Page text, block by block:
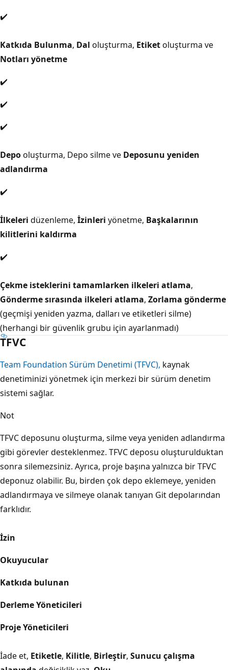
✔️
Katkıda Bulunma, Dal oluşturma, Etiketoluşturma ve
Notları yönetme
✔️
✔️
✔️
Depooluşturma, Depo silme ve Deposunu yeniden
adlandırma
✔️
İlkeleri düzenleme, İzinleri yönetme, Başkalarının
kilitlerini kaldırma
✔️
Çekme isteklerini tamamlarken ilkeleri atlama,
Gönderme sırasında ilkeleri atlama, Zorlama gönderme
(geçmişi yeniden yazma, dalları ve etiketleri silme)
(herhangi bir güvenlik grubu için ayarlanmadı)
TFVC
Team Foundation Sürüm Denetimi (TFVC), kaynak
denetiminizi yönetmek için merkezi bir sürüm denetim
sistemi sağlar.
Not
TFVC deposunu oluşturma, silme veya yeniden adlandırma
gibi görevler desteklenmez. TFVC deposu oluşturulduktan
sonra silemezsiniz. Ayrıca, proje başına yalnızca bir TFVC
deponuz olabilir. Bu, birden çok depo eklemeye, yeniden
adlandırmaya ve silmeye olanak tanıyan Git depolarından
farklıdır.
İzin
Okuyucular
Katkıda bulunan
Derleme Yöneticileri
Proje Yöneticileri
İade et, Etiketle, Kilitle, Birleştir, Sunucu çalışma